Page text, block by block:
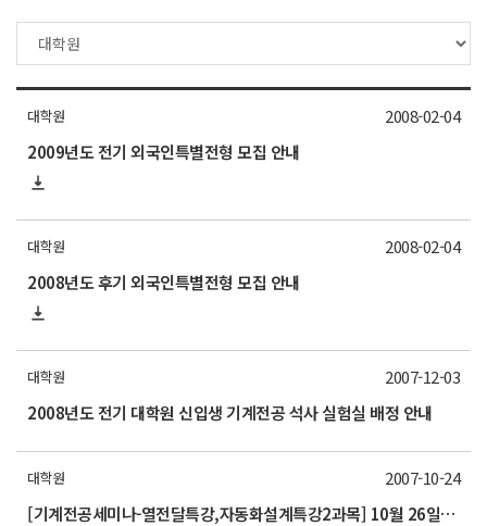
대학원
2009년도 전기 외국인특별전형 모집 안내
2008-02-04
대학원
2008년도 후기 외국인특별전형 모집 안내
2008-02-04
대학원
2008년도 전기 대학원 신입생 기계전공 석사 실험실 배정 안내
2007-12-03
대학원
[기계전공세미나-열전달특강,자동화설계특강2과목] 10월 26일, 11월 2일 휴강
2007-10-24